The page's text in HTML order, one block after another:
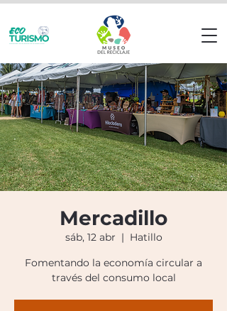
Mercadillo
sáb, 12 abr
  |
Hatillo
Fomentando la economía circular a
través del consumo local